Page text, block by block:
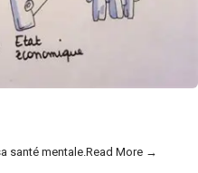
santé mentale.Read More →